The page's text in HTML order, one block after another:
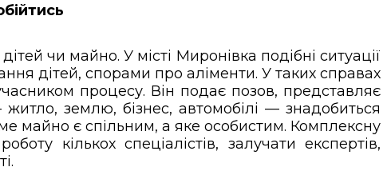
чи майно. У місті Миронівка подібні ситуації
дітей, спорами про аліменти. У таких справах
процесу. Він подає позов, представляє
землю, бізнес, автомобілі — знадобиться
майно є спільним, а яке особистим. Комплексну
кількох спеціалістів, залучати експертів,